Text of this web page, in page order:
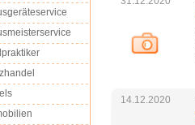
14.12.2020